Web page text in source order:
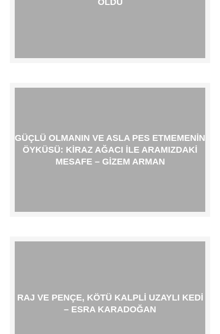
GÜÇLÜ OLMANIN VE ASLA PES ETMEMENIN
ÖYKÜSÜ: KIRAZ AĞACI ILE ARAMIZDAKI
MESAFE – GIZEM ARMAN
RAJ VE PENÇE, KÖTÜ KALPLI UZAYLI KEDI
– ESRA KARADOĞAN